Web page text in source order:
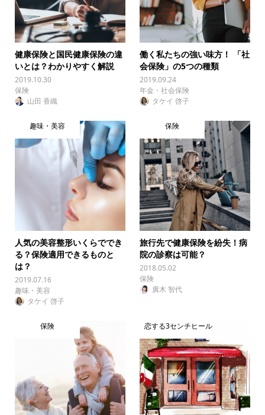
健康保険と国民健康保険の違
いとは？わかりやすく解説
2019.10.30
保険
山田 香織
働く私たちの強い味方！ 「社
会保険」の5つの種類
2019.09.24
年金・社会保険
タケイ 啓子
趣味・美容
人気の美容整形いくらででき
る？保険適用できるものと
は？
2019.07.16
趣味・美容
タケイ 啓子
保険
旅行先で健康保険を紛失！病
院の診察は可能？
2018.05.02
保険
廣木 智代
保険 恋する3センチヒール